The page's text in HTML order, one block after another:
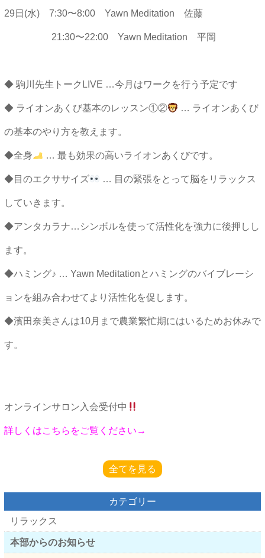
29日(水) 7:30〜8:00 Yawn Meditation 佐藤
21:30〜22:00 Yawn Meditation 平岡
◆ 駒川先生トークLIVE …今月はワークを行う予定です
◆ ライオンあくび基本のレッスン①② … ライオンあくび
の基本のやり方を教えます。
◆全身 … 最も効果の高いライオンあくびです。
◆目のエクササイズ … 目の緊張をとって脳をリラックス
していきます。
◆アンタカラナ…シンボルを使って活性化を強力に後押しし
ます。
◆ハミング♪ … Yawn Meditationとハミングのバイブレーシ
ョンを組み合わせてより活性化を促します。
◆濱田奈美さんは10月まで農業繁忙期にはいるためお休みで
す。
オンラインサロン入会受付中
詳しくはこちらをご覧ください→
全てを見る
カテゴリー
リラックス
本部からのお知らせ